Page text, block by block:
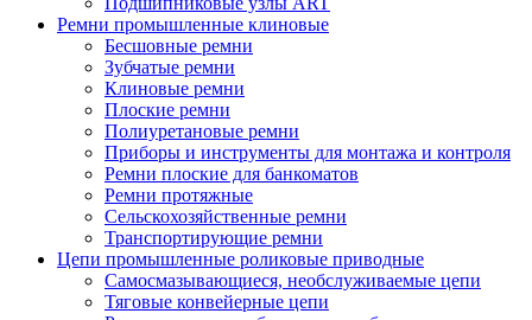
Ремни промышленные клиновые
Бесшовные ремни
Зубчатые ремни
Клиновые ремни
Плоские ремни
Полиуретановые ремни
Приборы и инструменты для монтажа и контроля
Ремни плоские для банкоматов
Ремни протяжные
Сельскохозяйственные ремни
Транспортирующие ремни
Цепи промышленные роликовые приводные
Самосмазывающиеся, необслуживаемые цепи
Тяговые конвейерные цепи